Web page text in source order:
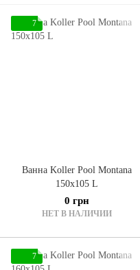
7
Ванна Koller Pool Montana
150x105 L
0 грн
НЕТ В НАЛИЧИИ
7